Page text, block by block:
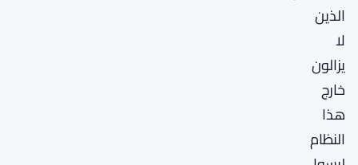
الذين
لا
يزالون
خارج
هذا
النظام